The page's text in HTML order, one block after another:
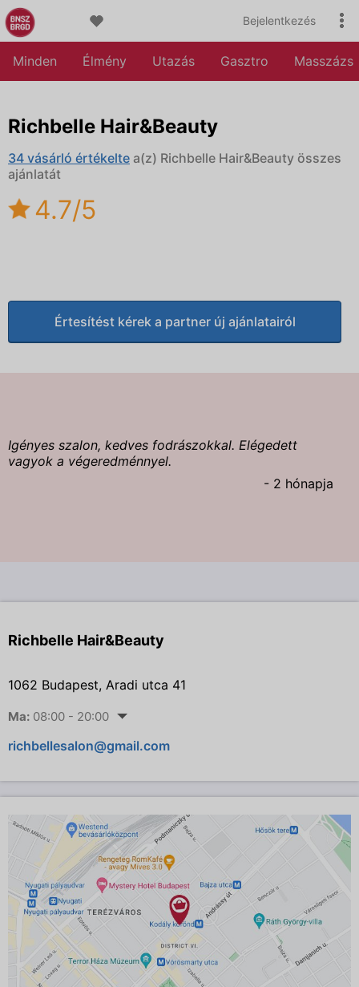
Bejelentkezés
Minden Élmény Utazás Gasztro Masszázs
Richbelle Hair&Beauty
34 vásárló értékelte a(z) Richbelle Hair&Beauty összes
ajánlatát
4.7/5
Értesítést kérek a partner új ajánlatairól
Igényes szalon, kedves fodrászokkal. Elégedett
vagyok a végeredménnyel.
- 2 hónapja
Richbelle Hair&Beauty
1062 Budapest, Aradi utca 41
Ma: 08:00 - 20:00
richbellesalon@gmail.com